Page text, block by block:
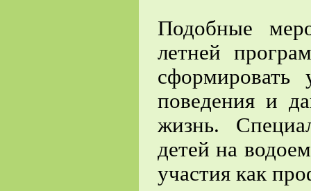
Подобные
летней
сформировать
поведения и
жизнь.
детей на
участия как